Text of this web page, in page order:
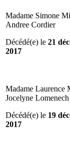
Madame Simone
Andree Cordier
Décédé(e) le 21
2017
Madame Laurence
Jocelyne Lomenech
Décédé(e) le 19
2017